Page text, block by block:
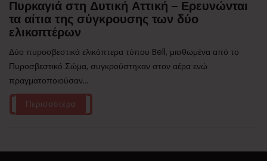
Πυρκαγιά στη Δυτική Αττική – Ερευνώνται
τα αίτια της σύγκρουσης των δύο
ελικοπτέρων
Δύο πυροσβεστικά ελικόπτερα τύπου Bell, μισθωμένα από το
Πυροσβεστικό Σώμα, συγκρούστηκαν στον αέρα ενώ
πραγματοποιούσαν...
Περισσότερα